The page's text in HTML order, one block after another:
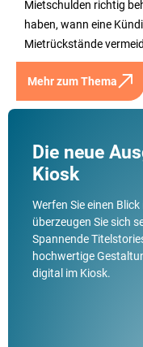
Mietschulden richtig
haben, wann eine
Die neue
Kiosk
Werfen Sie einen
überzeugen Sie sich
Spannende
hochwertige
digital im Kiosk.